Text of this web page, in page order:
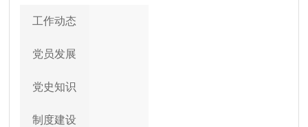
工作动态
党员发展
党史知识
制度建设